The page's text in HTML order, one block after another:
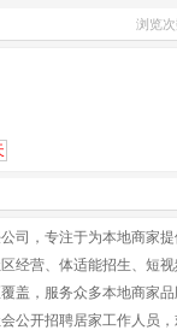
浏览
司，专注于为本地商家
经营、体适能招生、短
盖，服务众多本地商家品
公开招聘居家工作人员